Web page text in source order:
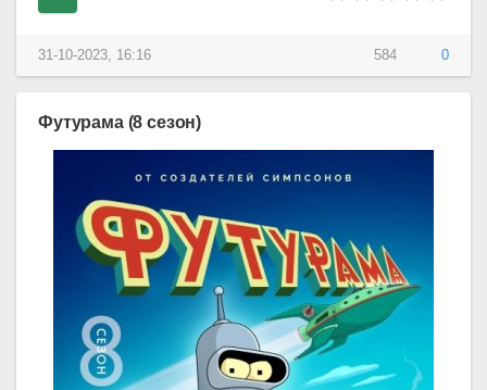
584 0
31-10-2023, 16:16
Футурама (8 сезон)